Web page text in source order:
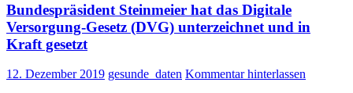
Bundespräsident Steinmeier hat das Digitale
Versorgung-Gesetz (DVG) unterzeichnet und in
Kraft gesetzt
12. Dezember 2019 gesunde_daten Kommentar hinterlassen